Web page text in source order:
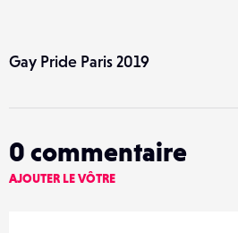
Gay Pride Paris 2019
0 commentaire
AJOUTER LE VÔTRE